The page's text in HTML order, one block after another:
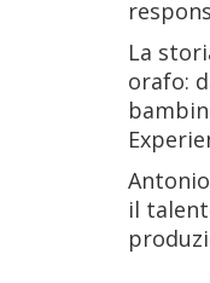
La
orafo:
il